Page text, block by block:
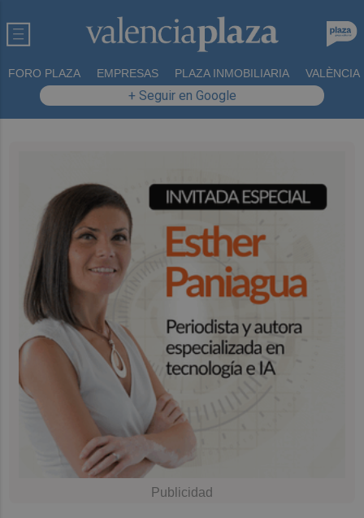
FORO PLAZA EMPRESAS PLAZA INMOBILIARIA VALÈNCIA
+ Seguir en Google